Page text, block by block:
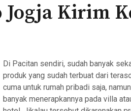
Jogja Kirim
Di Pacitan sendiri, sudah banyak
produk yang sudah terbuat dari
cuma untuk rumah pribadi saja,
banyak menerapkannya pada villa